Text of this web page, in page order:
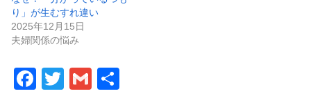
り」が生むすれ違い
2025年12月15日
夫婦関係の悩み
F
T
G